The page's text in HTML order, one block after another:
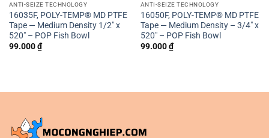
ANTI-SEIZE TECHNOLOGY
16035F, POLY-TEMP® MD PTFE
Tape — Medium Density 1/2″ x
520″ – POP Fish Bowl
99.000₫
ANTI-SEIZE TECHNOLOGY
16050F, POLY-TEMP® MD PTFE
Tape — Medium Density – 3/4″ x
520″ – POP Fish Bowl
99.000₫